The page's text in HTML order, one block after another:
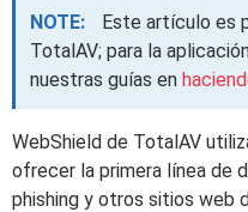
NOTE:
Este artículo es
TotalAV; para la
nuestras guías en
WebShield de TotalAV
ofrecer la primera línea de
phishing y otros sitios web